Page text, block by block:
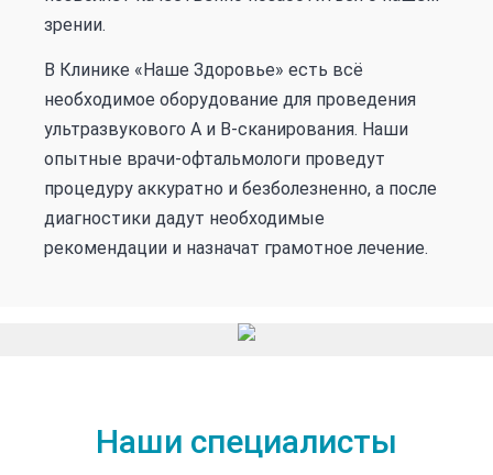
зрении.
В Клинике «Наше Здоровье» есть всё
необходимое оборудование для проведения
ультразвукового А и В-сканирования. Наши
опытные врачи-офтальмологи проведут
процедуру аккуратно и безболезненно, а после
диагностики дадут необходимые
рекомендации и назначат грамотное лечение.
Наши специалисты